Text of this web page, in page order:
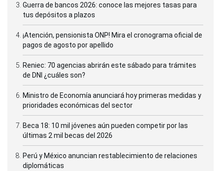
Guerra de bancos 2026: conoce las mejores tasas para
tus depósitos a plazos
¡Atención, pensionista ONP! Mira el cronograma oficial de
pagos de agosto por apellido
Reniec: 70 agencias abrirán este sábado para trámites
de DNI ¿cuáles son?
Ministro de Economía anunciará hoy primeras medidas y
prioridades económicas del sector
Beca 18: 10 mil jóvenes aún pueden competir por las
últimas 2 mil becas del 2026
Perú y México anuncian restablecimiento de relaciones
diplomáticas